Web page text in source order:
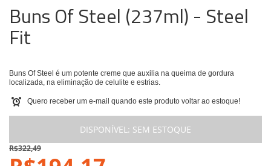
Buns Of Steel (237ml) - Steel
Fit
Buns Of Steel é um potente creme que auxilia na queima de gordura
localizada, na eliminação de celulite e estrias.
Quero receber um e-mail quando este produto voltar ao estoque!
DISPONÍVEL: SEM ESTOQUE
R$322,49